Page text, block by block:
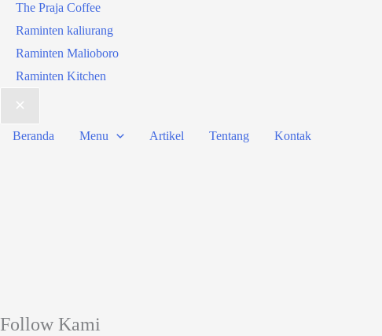
The Praja Coffee
Raminten kaliurang
Raminten Malioboro
Raminten Kitchen
Beranda Menu Artikel Tentang Kontak
Follow Kami